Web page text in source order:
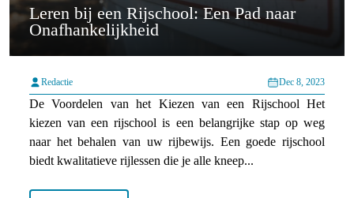
Leren bij een Rijschool: Een Pad naar
Onafhankelijkheid
Redactie Dec 8, 2023
De Voordelen van het Kiezen van een Rijschool Het
kiezen van een rijschool is een belangrijke stap op weg
naar het behalen van uw rijbewijs. Een goede rijschool
biedt kwalitatieve rijlessen die je alle kneep...